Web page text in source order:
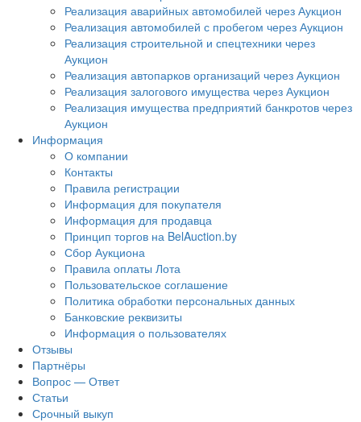
Реализация аварийных автомобилей через Аукцион
Реализация автомобилей с пробегом через Аукцион
Реализация строительной и спецтехники через
Аукцион
Реализация автопарков организаций через Аукцион
Реализация залогового имущества через Аукцион
Реализация имущества предприятий банкротов через
Аукцион
Информация
О компании
Контакты
Правила регистрации
Информация для покупателя
Информация для продавца
Принцип торгов на BelAuction.by
Сбор Аукциона
Правила оплаты Лота
Пользовательское соглашение
Политика обработки персональных данных
Банковские реквизиты
Информация о пользователях
Отзывы
Партнёры
Вопрос — Ответ
Статьи
Срочный выкуп